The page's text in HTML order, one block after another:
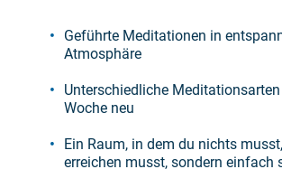
Geführte Meditationen in
Atmosphäre
Unterschiedliche
Woche neu
Ein Raum, in dem du nichts
erreichen musst, sondern einfach